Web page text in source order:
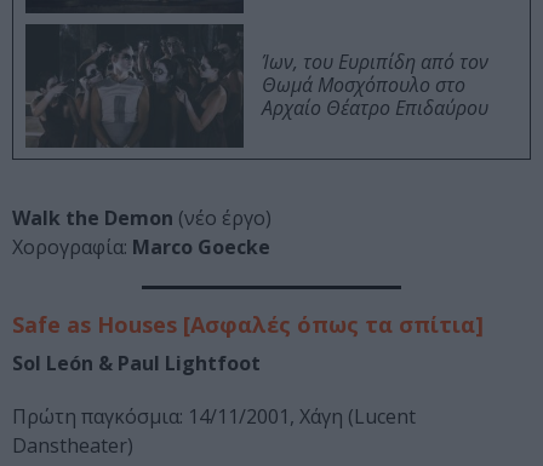
Ίων, του Ευριπίδη από τον
Θωμά Μοσχόπουλο στο
Αρχαίο Θέατρο Επιδαύρου
Walk the Demon (νέο έργο)
Χορογραφία: Marco Goecke
Safe as Houses [Aσφαλές όπως τα σπίτια]
Sol León & Paul Lightfoot
Πρώτη παγκόσμια: 14/11/2001, Χάγη (Lucent
Danstheater)